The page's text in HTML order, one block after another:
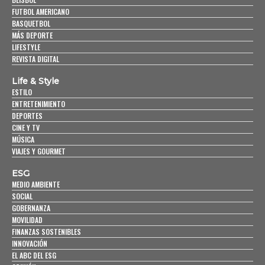
FUTBOL AMERICANO
BASQUETBOL
MÁS DEPORTE
LIFESTYLE
REVISTA DIGITAL
Life & Style
ESTILO
ENTRETENIMIENTO
DEPORTES
CINE Y TV
MÚSICA
VIAJES Y GOURMET
ESG
MEDIO AMBIENTE
SOCIAL
GOBERNANZA
MOVILIDAD
FINANZAS SOSTENIBLES
INNOVACIÓN
EL ABC DEL ESG